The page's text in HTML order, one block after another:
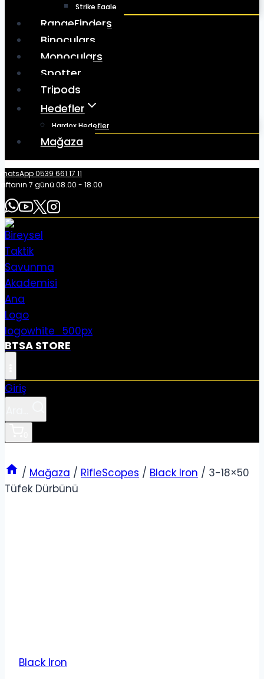
Strike Eagle
RangeFinders
Binoculars
Monoculars
Spotter
Tripods
Hedefler
Hardox Hedefler
Mağaza
0539 661 17 11
7 günü 08.00 - 18.00
BTSA STORE
Giriş
/ Mağaza / RifleScopes / Black Iron / 3-18×50
Tüfek Dürbünü
Black Iron